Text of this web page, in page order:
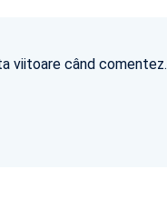
viitoare când comentez.